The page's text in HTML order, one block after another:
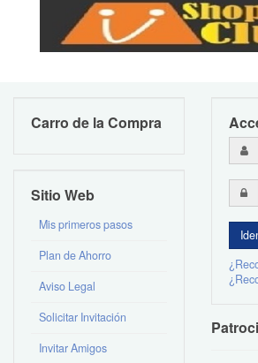
Carro de la Compra
Sitio Web
Mis primeros pasos
Plan de Ahorro
Aviso Legal
Solicitar Invitación
Invitar Amigos